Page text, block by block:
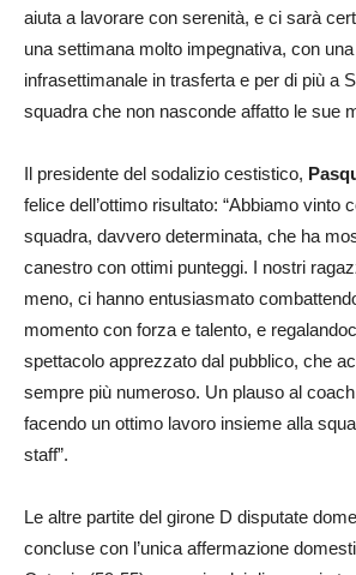
aiuta a lavorare con serenità, e ci sarà
una settimana molto impegnativa, con
infrasettimanale in trasferta e per di più a
squadra che non nasconde affatto le sue
Il presidente del sodalizio cestistico,
felice dell’ottimo risultato: “Abbiamo vinto
squadra, davvero determinata, che ha
canestro con ottimi punteggi. I nostri
meno, ci hanno entusiasmato
momento con forza e talento, e
spettacolo apprezzato dal pubblico, che
sempre più numeroso. Un plauso al
facendo un ottimo lavoro insieme alla
staff”.
Le altre partite del girone D disputate
concluse con l’unica affermazione